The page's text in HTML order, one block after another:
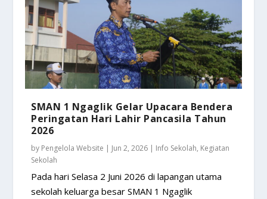
SMAN 1 Ngaglik Gelar Upacara Bendera
Peringatan Hari Lahir Pancasila Tahun
2026
by Pengelola Website | Jun 2, 2026 | Info Sekolah, Kegiatan
Sekolah
Pada hari Selasa 2 Juni 2026 di lapangan utama
sekolah keluarga besar SMAN 1 Ngaglik